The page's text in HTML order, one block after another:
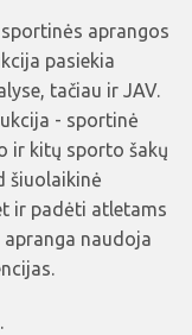
aprangos
pasiekia
tačiau ir JAV.
- sportinė
ir kitų sporto šakų
šiuolaikinė
ir padėti atletams
naudoja